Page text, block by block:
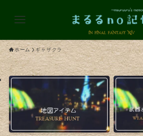
ホーム ギャザクラ